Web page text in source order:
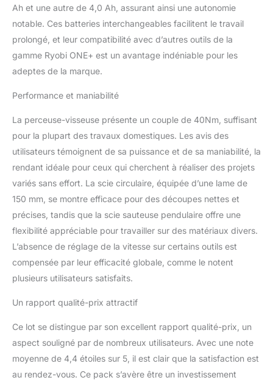
efficace. Il vous permet de
changer d'accessoire d'une
seule main. Les nombreuses
positions de couple assurent
un confort de travail optimal
main. Contrôlez en
permanence l'appareil grâce
au variateur de vitesse qui
s'adapte à votre rythme. La
poignée profilée ErgoTech
avec son GripZone micro-
alvéolé permet une prise en
main ferme et confortable.
réglages pour toutes les
coupes : la gâchette avec
bouton de verrouillage
diminue la pénibilité et
geste, tandis que le réglage
des 2 côtés permet des
coupes de biais jusqu'à 45°.
permet d'adapter, même en
cours d'exécution, la vitesse
Ah et une autre de 4,0 Ah, assurant ainsi une autonomie
notable. Ces batteries interchangeables facilitent le travail
prolongé, et leur compatibilité avec d’autres outils de la
gamme Ryobi ONE+ est un avantage indéniable pour les
adeptes de la marque.
Performance et maniabilité
La perceuse-visseuse présente un couple de 40Nm, suffisant
pour la plupart des travaux domestiques. Les avis des
utilisateurs témoignent de sa puissance et de sa maniabilité, la
rendant idéale pour ceux qui cherchent à réaliser des projets
variés sans effort. La scie circulaire, équipée d’une lame de
150 mm, se montre efficace pour des découpes nettes et
précises, tandis que la scie sauteuse pendulaire offre une
flexibilité appréciable pour travailler sur des matériaux divers.
L’absence de réglage de la vitesse sur certains outils est
compensée par leur efficacité globale, comme le notent
plusieurs utilisateurs satisfaits.
Un rapport qualité-prix attractif
Ce lot se distingue par son excellent rapport qualité-prix, un
aspect souligné par de nombreux utilisateurs. Avec une note
moyenne de 4,4 étoiles sur 5, il est clair que la satisfaction est
au rendez-vous. Ce pack s’avère être un investissement